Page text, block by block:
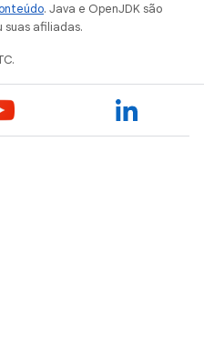
. Java e OpenJDK são
afiliadas.